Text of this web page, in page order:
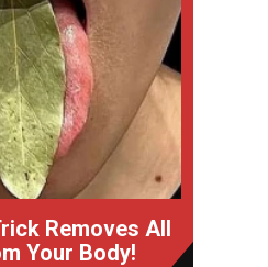
Removes All
Your Body!